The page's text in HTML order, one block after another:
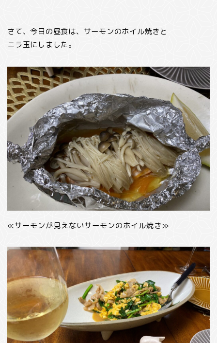
さて、今日の昼食は、サーモンのホイル焼きと
ニラ玉にしました。
≪サーモンが見えないサーモンのホイル焼き≫